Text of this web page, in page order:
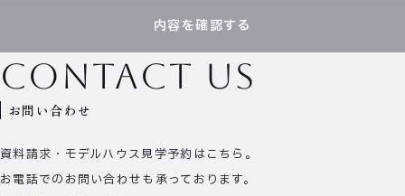
内容を確認する
お問い合わせ
contact us
資料請求・モデルハウス見学予約はこちら。
お電話でのお問い合わせも承っております。